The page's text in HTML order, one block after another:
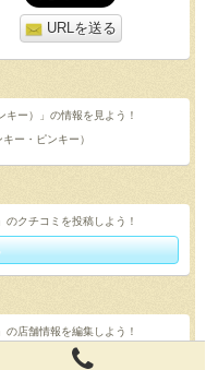
URLを送る
ー）」の情報を見よう！
のクチコミを投稿しよう！
の店舗情報を編集しよう！